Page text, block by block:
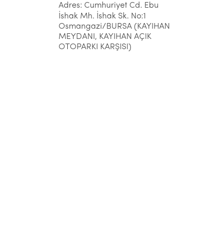
Adres: Cumhuriyet Cd. Ebu
İshak Mh. İshak Sk. No:1
Osmangazi/BURSA (KAYIHAN
MEYDANI, KAYIHAN AÇIK
OTOPARKI KARŞISI)